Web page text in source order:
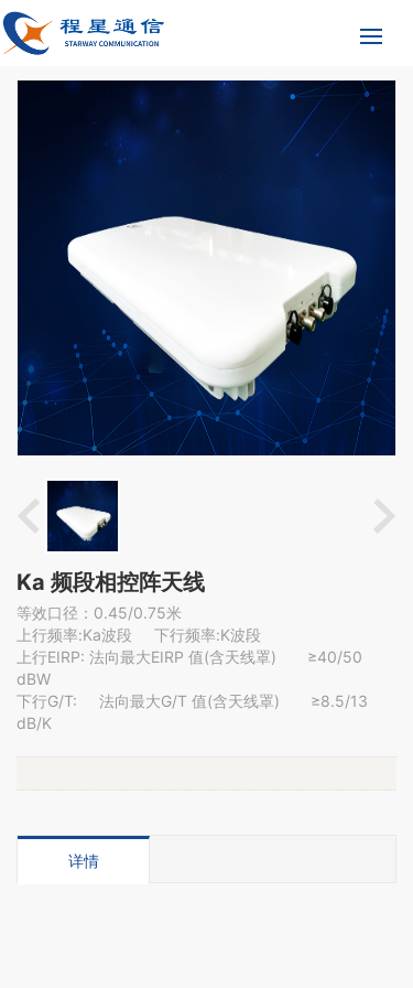
Ka 频段相控阵天线
等效口径：0.45/0.75米
上行频率:Ka波段     下行频率:K波段
上行EIRP: 法向最大EIRP 值(含天线罩)       ≥40/50
dBW
下行G/T:     法向最大G/T 值(含天线罩)       ≥8.5/13
dB/K
详情